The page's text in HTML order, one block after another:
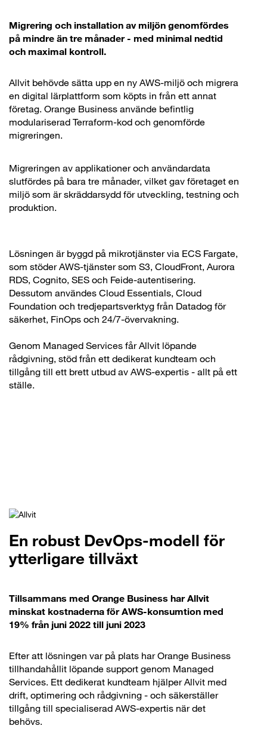
Migrering och installation av miljön genomfördes
på mindre än tre månader - med minimal nedtid
och maximal kontroll.
Allvit behövde sätta upp en ny AWS-miljö och migrera
en digital lärplattform som köpts in från ett annat
företag. Orange Business använde befintlig
modulariserad Terraform-kod och genomförde
migreringen.
Migreringen av applikationer och användardata
slutfördes på bara tre månader, vilket gav företaget en
miljö som är skräddarsydd för utveckling, testning och
produktion.
Lösningen är byggd på mikrotjänster via ECS Fargate,
som stöder AWS-tjänster som S3, CloudFront, Aurora
RDS, Cognito, SES och Feide-autentisering.
Dessutom användes Cloud Essentials, Cloud
Foundation och tredjepartsverktyg från Datadog för
säkerhet, FinOps och 24/7-övervakning.
Genom Managed Services får Allvit löpande
rådgivning, stöd från ett dedikerat kundteam och
tillgång till ett brett utbud av AWS-expertis - allt på ett
ställe.
En robust DevOps-modell för
ytterligare tillväxt
Tillsammans med Orange Business har Allvit
minskat kostnaderna för AWS-konsumtion med
19% från juni 2022 till juni 2023
Efter att lösningen var på plats har Orange Business
tillhandahållit löpande support genom Managed
Services. Ett dedikerat kundteam hjälper Allvit med
drift, optimering och rådgivning - och säkerställer
tillgång till specialiserad AWS-expertis när det
behövs.